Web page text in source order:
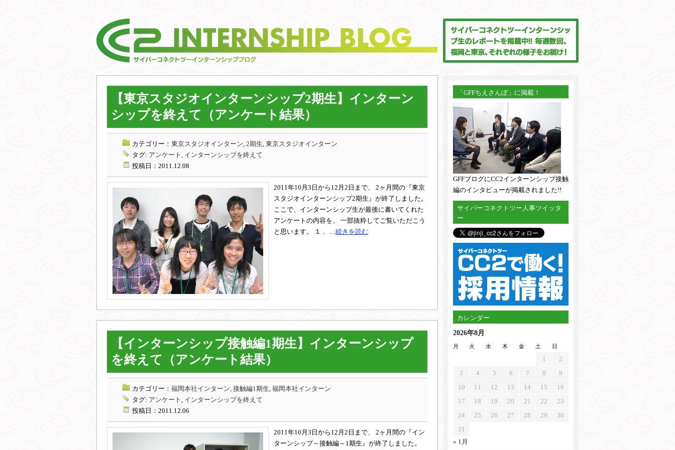
【東京スタジオインターンシップ2期生】インターン
シップを終えて（アンケート結果）
カテゴリー： 東京スタジオインターン, 2期生, 東京スタジオインターン
タグ: アンケート , インターンシップを終えて
投稿日：2011.12.08
2011年10月3日から12月2日まで、 2ヶ月間の『東京
スタジオインターンシップ2期生』が終了しました。
ここで、インターンシップ生が最後に書いてくれた
アンケートの内容を、 一部抜粋してご覧いただこう
と思います。 １． …続きを読む
【インターンシップ接触編1期生】インターンシップ
を終えて（アンケート結果）
カテゴリー： 福岡本社インターン, 接触編1期生, 福岡本社インターン
タグ: アンケート , インターンシップを終えて
投稿日：2011.12.06
2011年10月3日から12月2日まで、 2ヶ月間の『イン
ターンシップ～接触編～1期生』が終了しました。
「GFFちえさんぽ」に掲載！
GFFブログにCC2インターンシップ接触
編のインタビューが掲載されました!!
サイバーコネクトツー人事ツイッタ
ー
カレンダー
2026年8月
月 火 水 木 金 土 日
1
2
3
4 5 6 7 8
9
10
11 12 13 14 15
16
17
18 19 20 21 22
23
24
25 26 27 28 29
30
31
« 1月